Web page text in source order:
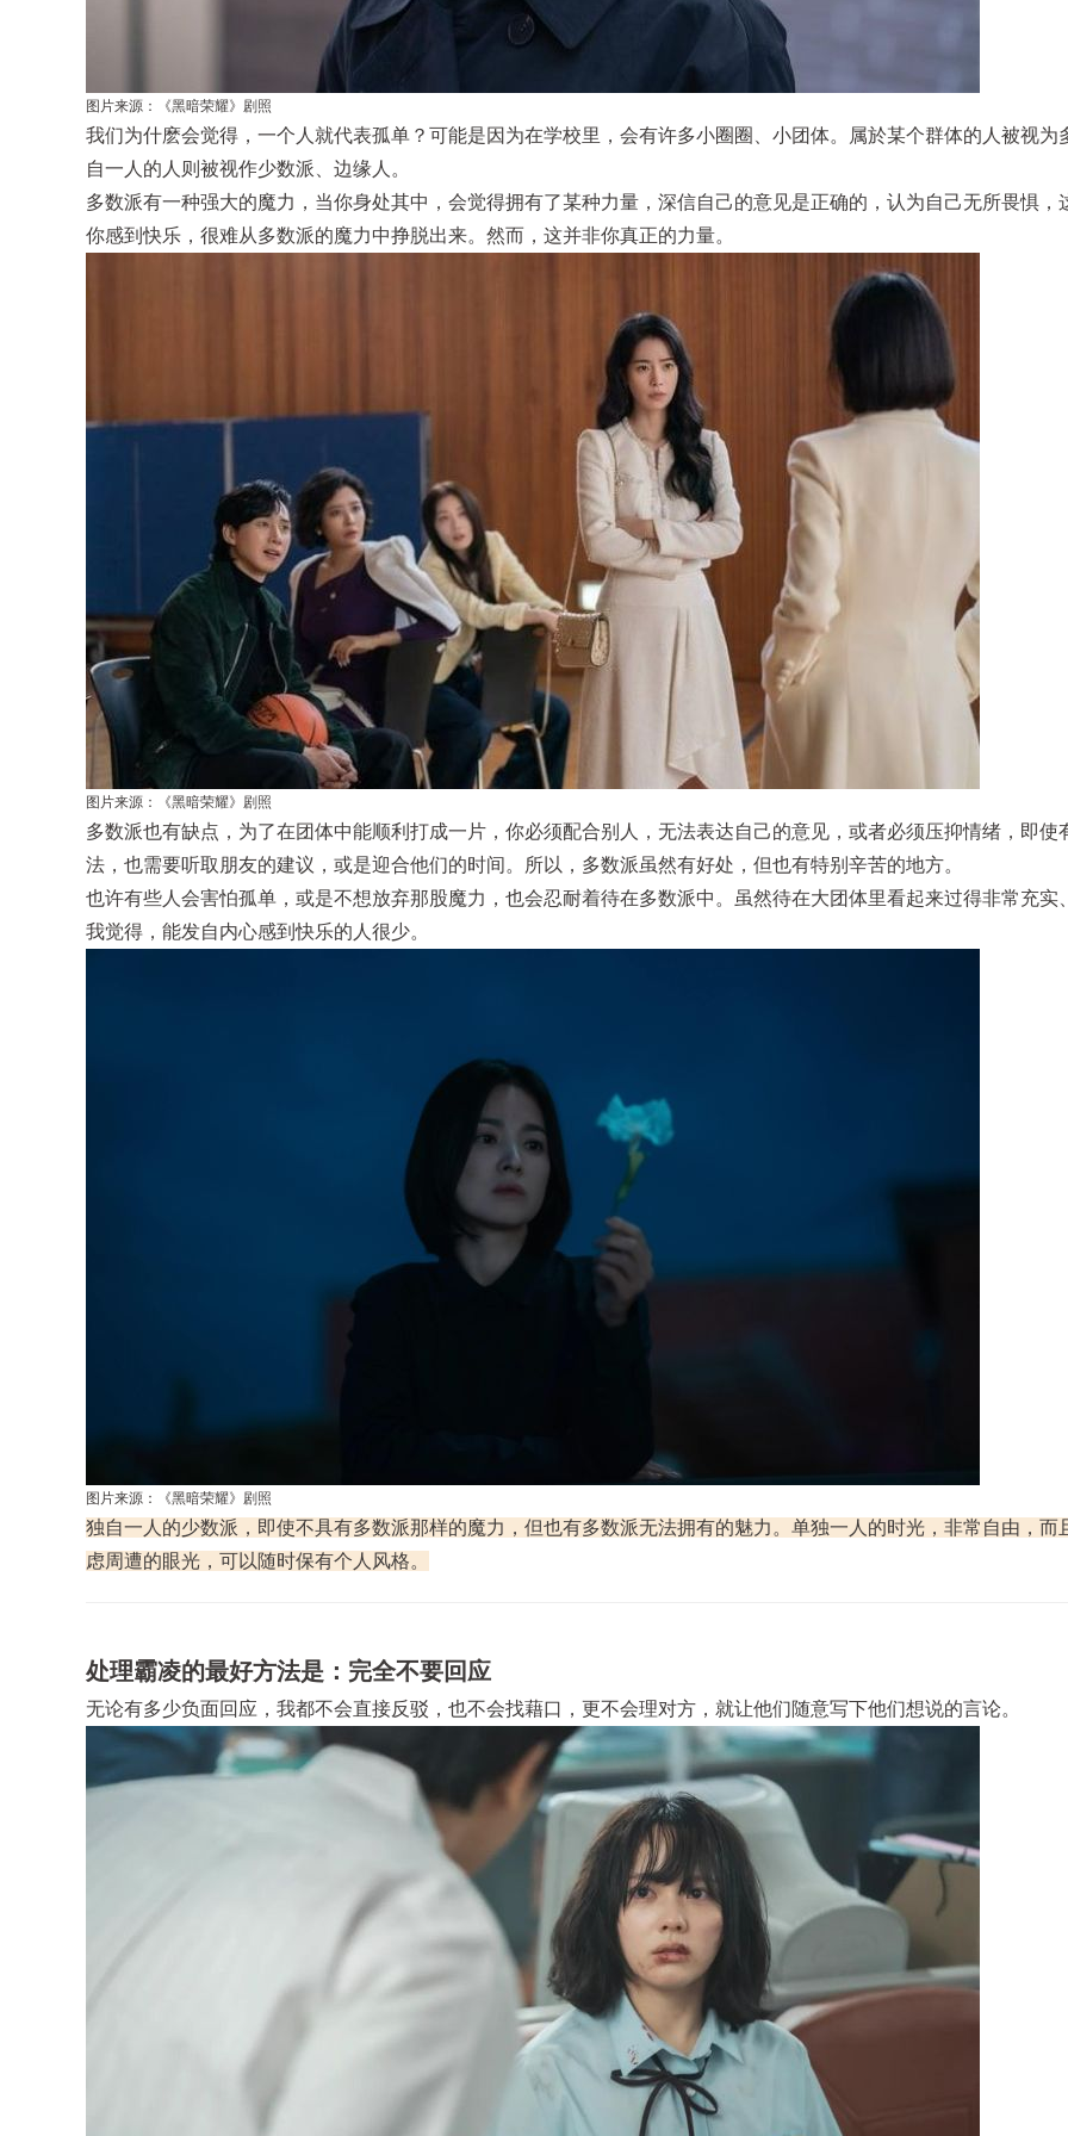
图片来源：《黑暗荣耀》剧照
我们为什麽会觉得，一个人就代表孤单？可能是因为在学校里，会有许多小圈圈、小团体。属於某个群体的人被视为
自一人的人则被视作少数派、边缘人。
多数派有一种强大的魔力，当你身处其中，会觉得拥有了某种力量，深信自己的意见是正确的，认为自己无所畏惧，
你感到快乐，很难从多数派的魔力中挣脱出来。然而，这并非你真正的力量。
图片来源：《黑暗荣耀》剧照
多数派也有缺点，为了在团体中能顺利打成一片，你必须配合别人，无法表达自己的意见，或者必须压抑情绪，即使
法，也需要听取朋友的建议，或是迎合他们的时间。所以，多数派虽然有好处，但也有特别辛苦的地方。
也许有些人会害怕孤单，或是不想放弃那股魔力，也会忍耐着待在多数派中。虽然待在大团体里看起来过得非常充实
我觉得，能发自内心感到快乐的人很少。
图片来源：《黑暗荣耀》剧照
独自一人的少数派，即使不具有多数派那样的魔力，但也有多数派无法拥有的魅力。单独一人的时光，非常自由，而
虑周遭的眼光，可以随时保有个人风格。
处理霸凌的最好方法是：完全不要回应
无论有多少负面回应，我都不会直接反驳，也不会找藉口，更不会理对方，就让他们随意写下他们想说的言论。